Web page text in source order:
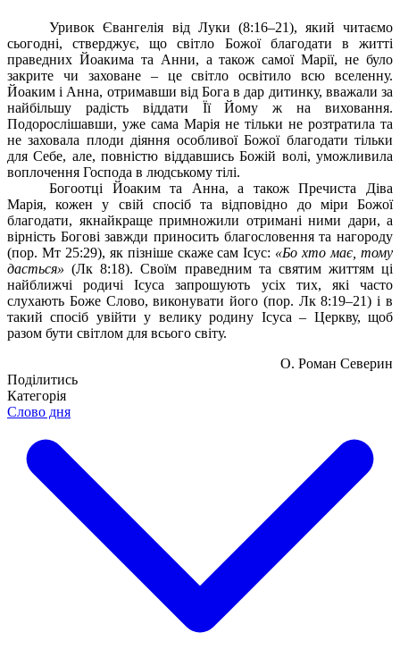
Уривок Євангелія від Луки (8:16–21), який читаємо
сьогодні, стверджує, що світло Божої благодати в житті
праведних Йоакима та Анни, а також самої Марії, не було
закрите чи заховане – це світло освітило всю вселенну.
Йоаким і Анна, отримавши від Бога в дар дитинку, вважали за
найбільшу радість віддати Її Йому ж на виховання.
Подорослішавши, уже сама Марія не тільки не розтратила та
не заховала плоди діяння особливої Божої благодати тільки
для Себе, але, повністю віддавшись Божій волі, уможливила
воплочення Господа в людському тілі.
Богоотці Йоаким та Анна, а також Пречиста Діва
Марія, кожен у свій спосіб та відповідно до міри Божої
благодати, якнайкраще примножили отримані ними дари, а
вірність Богові завжди приносить благословення та нагороду
(пор. Мт 25:29), як пізніше скаже сам Ісус: «Бо хто має, тому
дасться» (Лк 8:18). Своїм праведним та святим життям ці
найближчі родичі Ісуса запрошують усіх тих, які часто
слухають Боже Слово, виконувати його (пор. Лк 8:19–21) і в
такий спосіб увійти у велику родину Ісуса – Церкву, щоб
разом бути світлом для всього світу.
О. Роман Северин
Поділитись
Категорія
Слово дня